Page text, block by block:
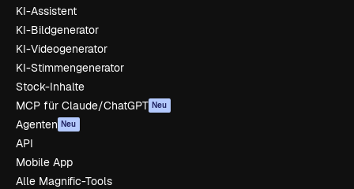
KI-Assistent
KI-Bildgenerator
KI-Videogenerator
KI-Stimmengenerator
Stock-Inhalte
MCP für Claude/ChatGPT Neu
Agenten Neu
API
Mobile App
Alle Magnific-Tools